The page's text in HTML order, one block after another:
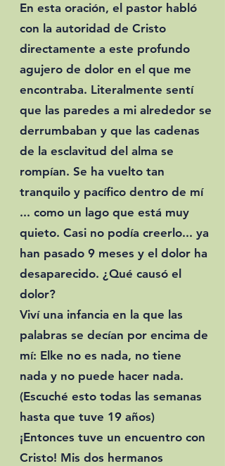
En esta oración, el pastor habló
con la autoridad de Cristo
directamente a este profundo
agujero de dolor en el que me
encontraba. Literalmente sentí
que las paredes a mi alrededor se
derrumbaban y que las cadenas
de la esclavitud del alma se
rompían. Se ha vuelto tan
tranquilo y pacífico dentro de mí
... como un lago que está muy
quieto. Casi no podía creerlo... ya
han pasado 9 meses y el dolor ha
desaparecido. ¿Qué causó el
dolor?
Viví una infancia en la que las
palabras se decían por encima de
mí: Elke no es nada, no tiene
nada y no puede hacer nada.
(Escuché esto todas las semanas
hasta que tuve 19 años)
¡Entonces tuve un encuentro con
Cristo! Mis dos hermanos